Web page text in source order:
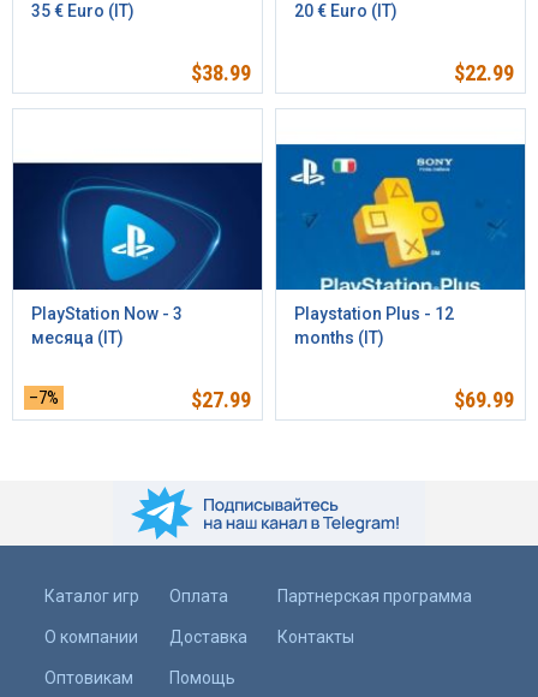
35 € Euro (IT)
$38.99
20 € Euro (IT)
$22.99
PlayStation Now - 3
месяца (IT)
–7% $27.99
Playstation Plus - 12
months (IT)
$69.99
Каталог игр
О компании
Оптовикам
Оплата
Доставка
Помощь
Партнерская программа
Контакты